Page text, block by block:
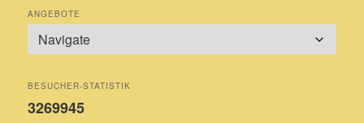
ANGEBOTE
BESUCHER-STATISTIK
3269945